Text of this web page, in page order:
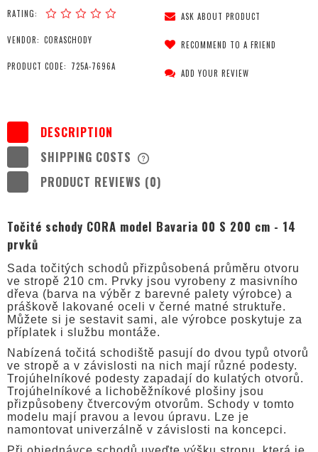
RATING:
VENDOR: CORASCHODY
PRODUCT CODE: 725A-7696A
ASK ABOUT PRODUCT
RECOMMEND TO A FRIEND
ADD YOUR REVIEW
DESCRIPTION
SHIPPING COSTS
POSSIBLE PAYMENT COSTS
PRODUCT REVIEWS (0)
Točité schody CORA model Bavaria 00 S 200 cm - 14
prvků
Sada točitých schodů přizpůsobená průměru otvoru
ve stropě 210 cm. Prvky jsou vyrobeny z masivního
dřeva (barva na výběr z barevné palety výrobce) a
práškově lakované oceli v černé matné struktuře.
Můžete si je sestavit sami, ale výrobce poskytuje za
příplatek i službu montáže.
Nabízená točitá schodiště pasují do dvou typů otvorů
ve stropě a v závislosti na nich mají různé podesty.
Trojúhelníkové podesty zapadají do kulatých otvorů.
Trojúhelníkové a lichoběžníkové plošiny jsou
přizpůsobeny čtvercovým otvorům. Schody v tomto
modelu mají pravou a levou úpravu. Lze je
namontovat univerzálně v závislosti na koncepci.